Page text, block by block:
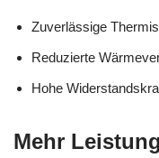
Zuverlässige
Reduzierte
Hohe
Mehr